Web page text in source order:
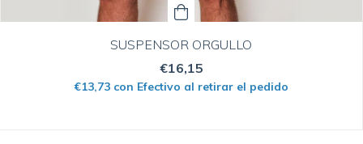
SUSPENSOR ORGULLO
€16,15
€13,73 con Efectivo al retirar el pedido